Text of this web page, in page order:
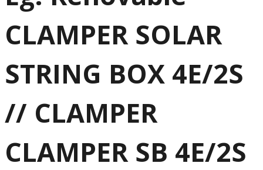
CLAMPER SOLAR
STRING BOX 4E/2S
// CLAMPER
CLAMPER SB 4E/2S